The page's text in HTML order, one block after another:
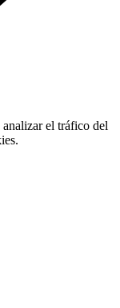
el tráfico del